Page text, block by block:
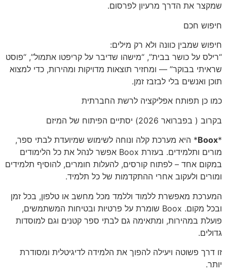
שמקצר את הדרך מרעיון לפרסום.
חיפוש חכם
חיפוש שמבין כוונה ולא רק מילים:
“רילס על כושר בבית”, “מישהו שדיבר על קריפטו אתמול”, “פוסט
שראיתי בבוקר” — ומחזיר תוצאות מדויקות ומהירות, כדי למצוא
תוכן ואנשים בלי לבזבז זמן.
כמו כן תפותח אפליקציה לרשת החברתית
בקרוב ( בפברואר 2026) יסתיים הפיתוח של המיזם
*
Boox* היא מערכת קלה ונוחה לשימוש שמיועדת לבתי ספר,
מורים ותלמידים. בעזרת Boox אפשר לנהל את כל הלימודים
במקום אחד – לפתוח קורסים, להעלות חומרים, להוסיף תלמידים
ומורים ולעקוב אחרי ההתקדמות של כל תלמיד.
המערכת מאפשרת ללמוד וללמד מכל מחשב או טלפון, בכל זמן
ובכל מקום. Boox שומרת על פרטיות ובטיחות המשתמשים,
פועלת במהירות, ומתאימה גם לבתי ספר קטנים וגם למוסדות
גדולים.
זו דרך פשוטה ויעילה להפוך את הלמידה לדיגיטלית ומסודרת
יותר.